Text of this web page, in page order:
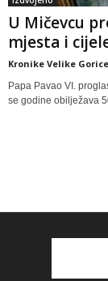
U Mičevcu
mjesta i
Kronike Velike Gorice
Papa Pavao VI.
se godine obilježava